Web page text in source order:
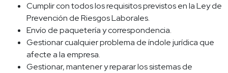
Cumplir con todos los requisitos previstos en la Ley de
Prevención de Riesgos Laborales.
Envío de paquetería y correspondencia.
Gestionar cualquier problema de índole jurídica que
afecte a la empresa.
Gestionar, mantener y reparar los sistemas de